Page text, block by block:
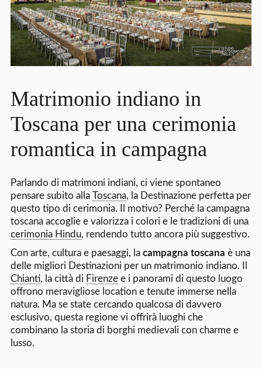
Matrimonio indiano in
Toscana per una cerimonia
romantica in campagna
Parlando di matrimoni indiani, ci viene spontaneo
pensare subito alla Toscana, la Destinazione perfetta per
questo tipo di cerimonia. Il motivo? Perché la campagna
toscana accoglie e valorizza i colori e le tradizioni di una
cerimonia Hindu, rendendo tutto ancora più suggestivo.
Con arte, cultura e paesaggi, la campagna toscana è una
delle migliori Destinazioni per un matrimonio indiano. Il
Chianti, la città di Firenzee i panorami di questo luogo
offrono meravigliose location e tenute immerse nella
natura. Ma se state cercando qualcosa di davvero
esclusivo, questa regione vi offrirà luoghi che
combinano la storia di borghi medievali con charme e
lusso.